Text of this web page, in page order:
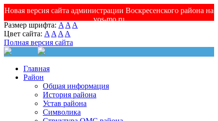
Новая версия сайта администрации Воскресенского района на
vos-mo.ru
Размер шрифта: A A A
Цвет сайта: A A A A
Полная версия сайта
Главная
Район
Общая информация
История района
Устав района
Символика